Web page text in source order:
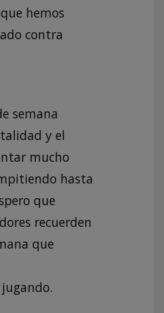
hemos
contra
semana
y el
mucho
hasta
que
recuerden
que